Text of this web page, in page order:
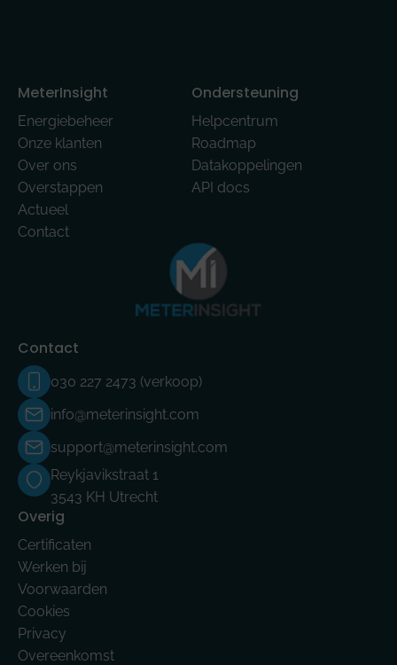
MeterInsight
Energiebeheer
Onze klanten
Over ons
Overstappen
Actueel
Contact
Ondersteuning
Helpcentrum
Roadmap
Datakoppelingen
API docs
Overig
Certificaten
Werken bij
Voorwaarden
Cookies
Privacy
Overeenkomst
Contact
030 227 2473 (verkoop)
info@meterinsight.com
support@meterinsight.com
Reykjavikstraat 1
3543 KH Utrecht